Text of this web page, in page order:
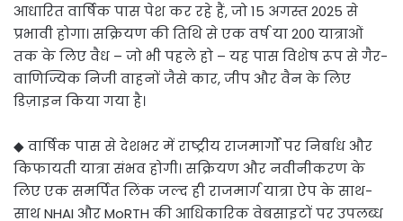
आधारित वार्षिक पास पेश कर रहे हैं, जो 15 अगस्त 2025 से
प्रभावी होगा। सक्रियण की तिथि से एक वर्ष या 200 यात्राओं
तक के लिए वैध – जो भी पहले हो – यह पास विशेष रूप से गैर-
वाणिज्यिक निजी वाहनों जैसे कार, जीप और वैन के लिए
डिज़ाइन किया गया है।
◆ वार्षिक पास से देशभर में राष्ट्रीय राजमार्गों पर निर्बाध और
किफायती यात्रा संभव होगी। सक्रियण और नवीनीकरण के
लिए एक समर्पित लिंक जल्द ही राजमार्ग यात्रा ऐप के साथ-
साथ NHAI और MoRTH की आधिकारिक वेबसाइटों पर उपलब्ध